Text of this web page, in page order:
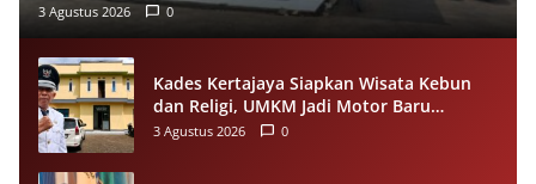
3 Agustus 2026 0
Kades Kertajaya Siapkan Wisata Kebun
dan Religi, UMKM Jadi Motor Baru
Ekonomi Desa
3 Agustus 2026 0